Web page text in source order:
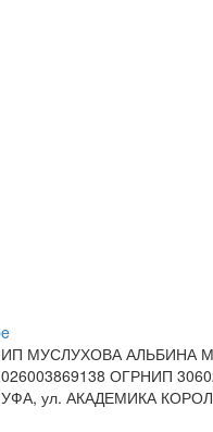
ИП МУСЛУХОВА АЛЬБИНА
026003869138 ОГРНИП
УФА, ул. АКАДЕМИКА